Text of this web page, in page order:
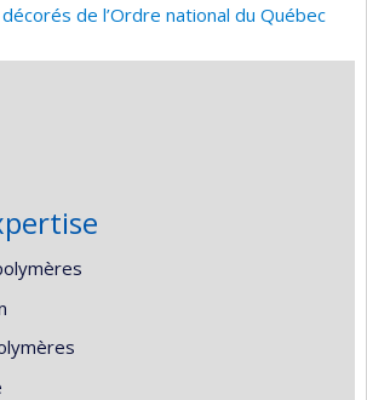
de l’Ordre national du Québec